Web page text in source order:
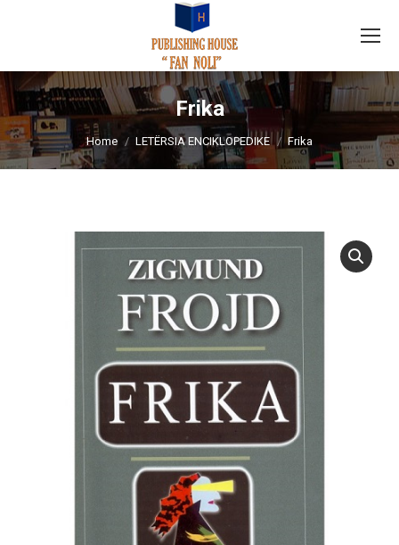
Frika
You are here:
Home LETËRSIA ENCIKLOPEDIKE Frika